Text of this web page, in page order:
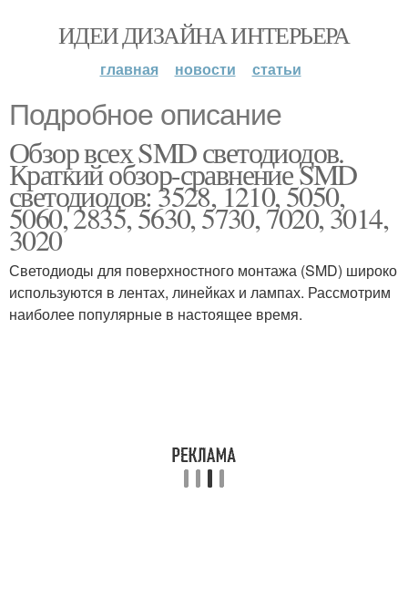
ИДЕИ ДИЗАЙНА ИНТЕРЬЕРА
главная новости статьи
Подробное описание
Обзор всех SMD светодиодов.
Краткий обзор-сравнение SMD
светодиодов: 3528, 1210, 5050,
5060, 2835, 5630, 5730, 7020, 3014,
3020
Светодиоды для поверхностного монтажа (SMD) широко
используются в лентах, линейках и лампах. Рассмотрим
наиболее популярные в настоящее время.